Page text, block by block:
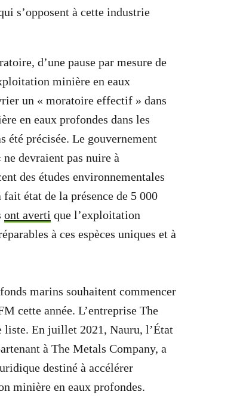
s’opposent à cette industrie
d’une pause par mesure de
minière en eaux
un « moratoire effectif » dans
en eaux profondes dans les
été précisée. Le gouvernement
devraient pas nuire à
des études environnementales
état de la présence de 5 000
ont averti que l’exploitation
à ces espèces uniques et à
marins souhaitent commencer
cette année. L’entreprise The
liste. En juillet 2021, Nauru, l’État
à The Metals Company, a
destiné à accélérer
minière en eaux profondes.